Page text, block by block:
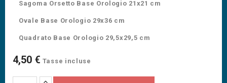
Sagoma Orsetto Base Orologio 21x21 cm
Ovale Base Orologio 29x36 cm
Quadrato Base Orologio 29,5x29,5 cm
4,50 € Tasse incluse